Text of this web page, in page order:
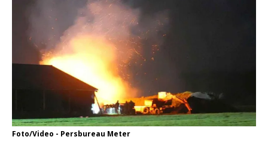
Foto/Video - Persbureau Meter